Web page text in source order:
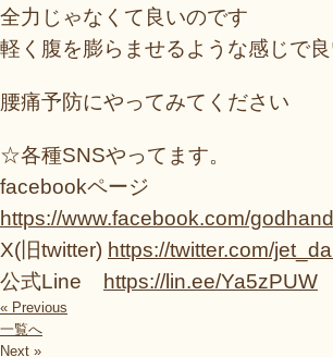
全力じゃなくて良いのです
軽く腹を膨らませるような感じで
腰痛予防にやってみてください
☆各種SNSやってます。
facebookページ
https://www.facebook.com/
X(旧twitter) https://twitter.com/
公式Line
https://lin.ee/Ya5zPUW
« Previous
一覧へ
Next »